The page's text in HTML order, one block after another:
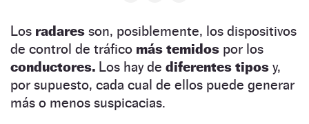
Los radares son, posiblemente, los dispositivos
de control de tráfico más temidos por los
conductores. Los hay de diferentes tipos y,
por supuesto, cada cual de ellos puede generar
más o menos suspicacias.